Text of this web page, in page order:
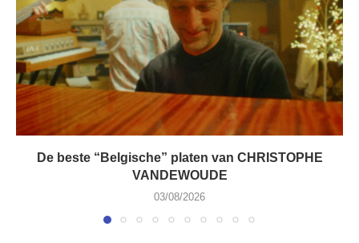
De beste “Belgische” platen van CHRISTOPHE
VANDEWOUDE
03/08/2026